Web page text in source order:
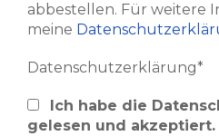
abbestellen. Für weitere
meine
Datenschutzerklärung*
Ich habe die
gelesen und akzeptiert.